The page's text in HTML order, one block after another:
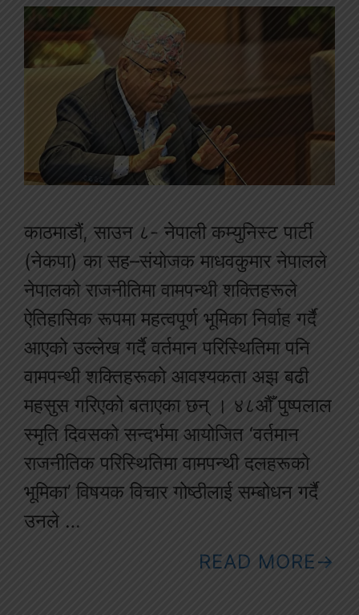
काठमाडौं, साउन ८- नेपाली कम्युनिस्ट पार्टी
(नेकपा) का सह–संयोजक माधवकुमार नेपालले
नेपालको राजनीतिमा वामपन्थी शक्तिहरूले
ऐतिहासिक रूपमा महत्वपूर्ण भूमिका निर्वाह गर्दै
आएको उल्लेख गर्दै वर्तमान परिस्थितिमा पनि
वामपन्थी शक्तिहरूको आवश्यकता अझ बढी
महसुस गरिएको बताएका छन् । ४८औँ पुष्पलाल
स्मृति दिवसको सन्दर्भमा आयोजित ‘वर्तमान
राजनीतिक परिस्थितिमा वामपन्थी दलहरूको
भूमिका’ विषयक विचार गोष्ठीलाई सम्बोधन गर्दै
उनले …
READ MORE